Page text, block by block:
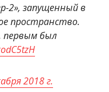
2», запущенный в
пространство.
первым был
2018 г.